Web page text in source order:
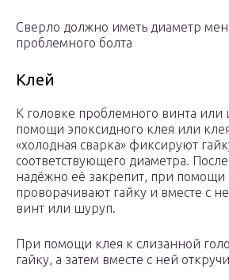
Сверло должно иметь диаметр
проблемного болта
Клей
К головке проблемного винта или
помощи эпоксидного клея или
«холодная сварка» фиксируют
соответствующего диаметра.
надёжно её закрепит, при помощи
проворачивают гайку и вместе с
винт или шуруп.
При помощи клея к слизанной
гайку, а затем вместе с ней